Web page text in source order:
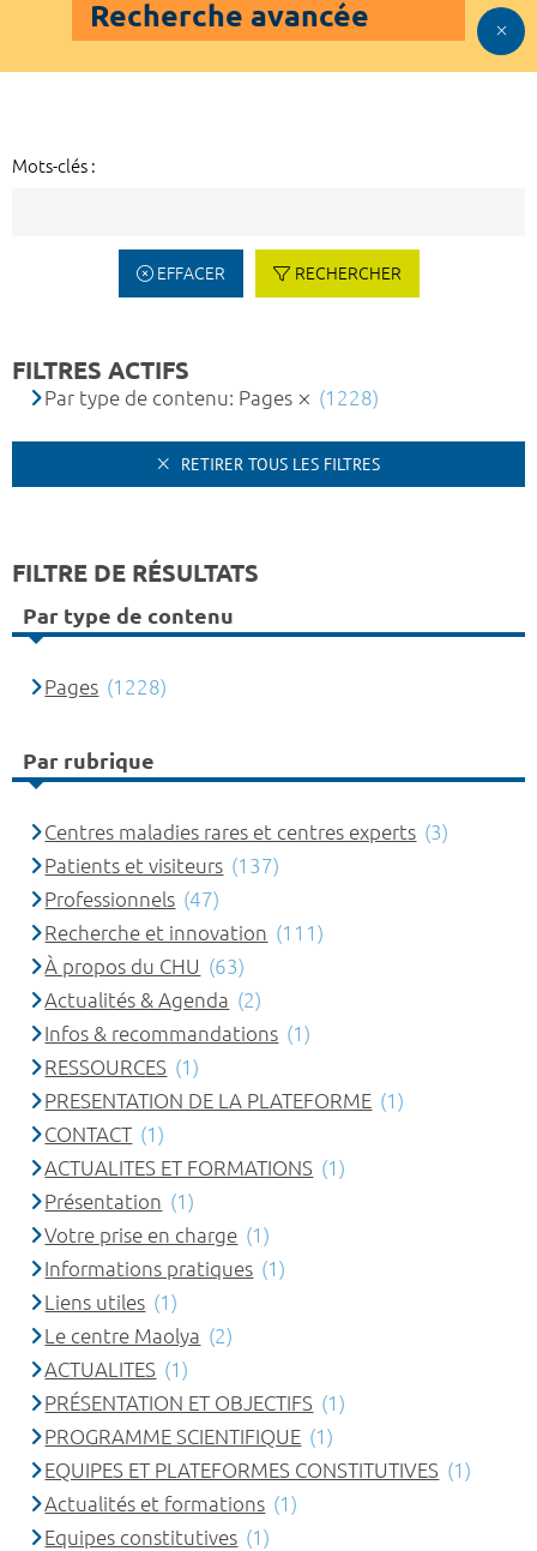
Recherche avancée
Mots-clés :
EFFACER RECHERCHER
FILTRES ACTIFS
Par type de contenu: Pages (1228)
RETIRER TOUS LES FILTRES
FILTRE DE RÉSULTATS
Par type de contenu
Pages (1228)
Par rubrique
Centres maladies rares et centres experts (3)
Patients et visiteurs (137)
Professionnels (47)
Recherche et innovation (111)
À propos du CHU (63)
Actualités & Agenda (2)
Infos & recommandations (1)
RESSOURCES (1)
PRESENTATION DE LA PLATEFORME (1)
CONTACT (1)
ACTUALITES ET FORMATIONS (1)
Présentation (1)
Votre prise en charge (1)
Informations pratiques (1)
Liens utiles (1)
Le centre Maolya (2)
ACTUALITES (1)
PRÉSENTATION ET OBJECTIFS (1)
PROGRAMME SCIENTIFIQUE (1)
EQUIPES ET PLATEFORMES CONSTITUTIVES (1)
Actualités et formations (1)
Equipes constitutives (1)